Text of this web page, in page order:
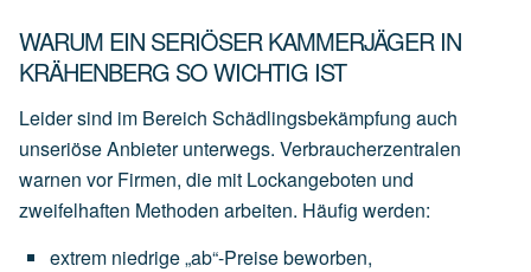
WARUM EIN SERIÖSER KAMMERJÄGER IN
KRÄHENBERG SO WICHTIG IST
Leider sind im Bereich Schädlingsbekämpfung auch
unseriöse Anbieter unterwegs. Verbraucherzentralen
warnen vor Firmen, die mit Lockangeboten und
zweifelhaften Methoden arbeiten. Häufig werden:
extrem niedrige„ab“-Preisebeworben,